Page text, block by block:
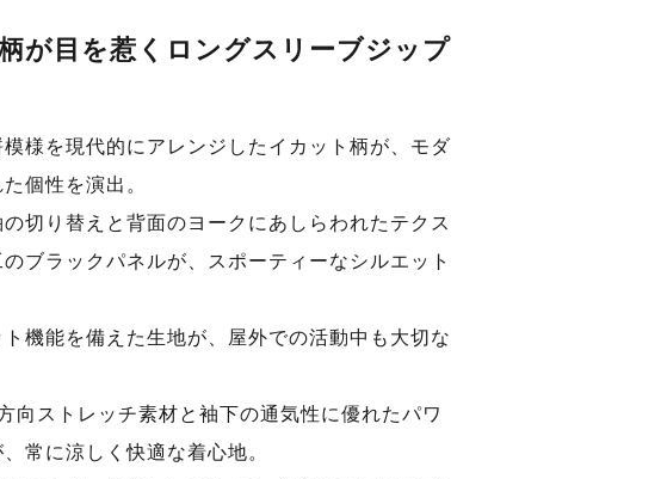
が目を惹くロングスリーブジップ
模様を現代的にアレンジしたイカット柄が、モダ
個性を演出。
の切り替えと背面のヨークにあしらわれたテクス
ブラックパネルが、スポーティーなシルエット
ト機能を備えた生地が、屋外での活動中も大切な
向ストレッチ素材と袖下の通気性に優れたパワ
常に涼しく快適な着心地。